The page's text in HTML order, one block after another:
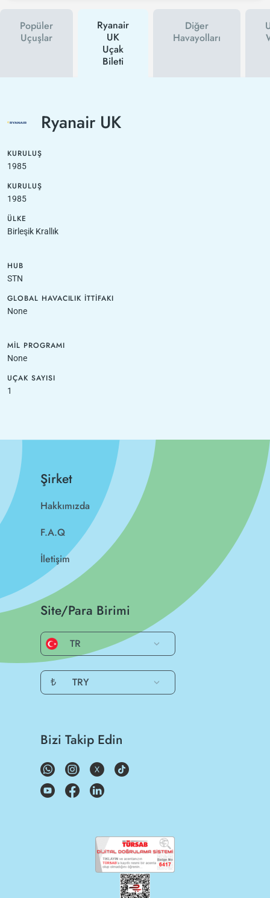
Popüler
Uçuşlar
Ryanair
UK
Uçak
Bileti
Diğer
Havayolları
Ryanair UK
KURULUŞ
1985
KURULUŞ
1985
ÜLKE
Birleşik Krallık
HUB
STN
GLOBAL HAVACILIK İTTIFAKI
None
MIL PROGRAMI
None
UÇAK SAYISI
1
Şirket
Hakkımızda
F.A.Q
İletişim
Site/Para Birimi
TR
₺ TRY
Bizi Takip Edin